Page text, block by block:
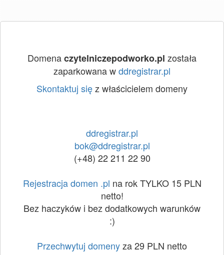
Domenaczytelniczepodworko.pl została
zaparkowana wddregistrar.pl
Skontaktuj sięz właścicielem domeny
ddregistrar.pl
bok@ddregistrar.pl
(+48) 22 211 22 90
Rejestracja domen .pl na rok TYLKO 15 PLN
netto!
Bez haczyków i bez dodatkowych warunków
:)
Przechwytuj domenyza 29 PLN netto